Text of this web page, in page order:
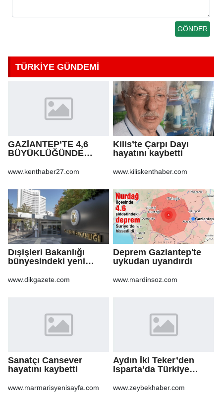
TÜRKİYE GÜNDEMİ
GAZİANTEP’TE 4,6
BÜYÜKLÜĞÜNDE
www.kenthaber27.com
Kilis’te Çarpı Dayı
hayatını kaybetti
www.kiliskenthaber.com
Dışişleri Bakanlığı
bünyesindeki yeni
Gazete'de
www.dikgazete.com
Deprem Gaziantep'te
uykudan uyandırdı
www.mardinsoz.com
Sanatçı Cansever
hayatını kaybetti
www.marmarisyenisayfa.com
Aydın İki Teker’den
Isparta’da Türkiye
Altuntaş, sporcuları
www.zeybekhaber.com